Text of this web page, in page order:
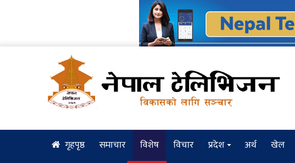
गृहपृष्ठ समाचार विशेष विचार प्रदेश अर्थ खेल